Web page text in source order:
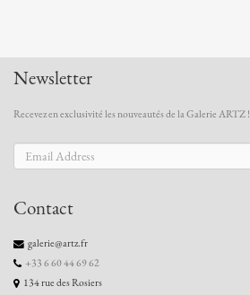
Newsletter
Recevez en exclusivité les nouveautés de la Galerie ARTZ !
Contact
galerie@artz.fr
+33 6 60 44 69 62
134 rue des Rosiers